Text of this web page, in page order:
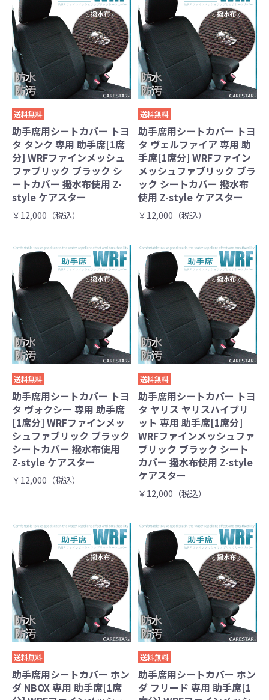
送料無料
助手席用シートカバー トヨ
タ タンク 専用 助手席[1席
分] WRFファインメッシュ
ファブリック ブラック シ
ートカバー 撥水布使用 Z-
style ケアスター
￥12,000（税込）
送料無料
助手席用シートカバー トヨ
タ ヴェルファイア 専用 助
手席[1席分] WRFファイン
メッシュファブリック ブラ
ック シートカバー 撥水布
使用 Z-style ケアスター
￥12,000（税込）
送料無料
助手席用シートカバー トヨ
タ ヴォクシー 専用 助手席
[1席分] WRFファインメッ
シュファブリック ブラック
シートカバー 撥水布使用
Z-style ケアスター
￥12,000（税込）
送料無料
助手席用シートカバー トヨ
タ ヤリス ヤリスハイブリ
ット 専用 助手席[1席分]
WRFファインメッシュファ
ブリック ブラック シート
カバー 撥水布使用 Z-style
ケアスター
￥12,000（税込）
送料無料
助手席用シートカバー ホン
ダ NBOX 専用 助手席[1席
送料無料
助手席用シートカバー ホン
ダ フリード 専用 助手席[1